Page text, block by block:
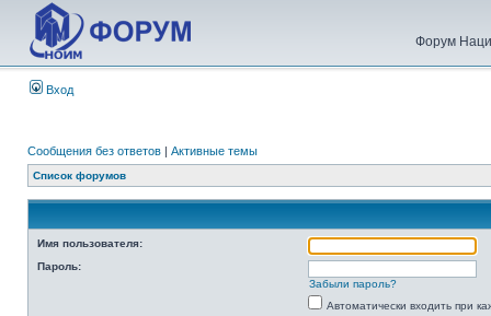
Форум
Вход
Сообщения без ответов | Активные темы
Список форумов
Имя пользователя:
Пароль:
Забыли пароль?
Автоматически входить при